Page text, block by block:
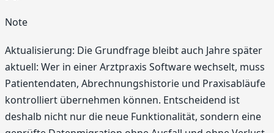
Note
Aktualisierung: Die Grundfrage bleibt auch Jahre später
aktuell: Wer in einer Arztpraxis Software wechselt, muss
Patientendaten, Abrechnungshistorie und Praxisabläufe
kontrolliert übernehmen können. Entscheidend ist
deshalb nicht nur die neue Funktionalität, sondern eine